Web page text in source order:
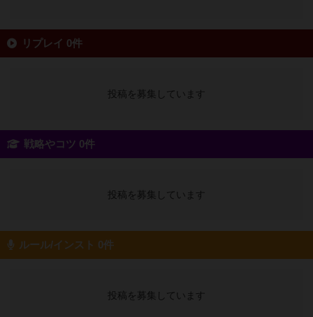
リプレイ 0件
投稿を募集しています
戦略やコツ 0件
投稿を募集しています
ルール/インスト 0件
投稿を募集しています